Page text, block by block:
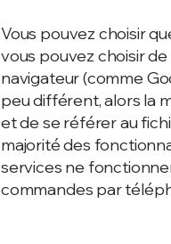
Vous pouvez choisir
vous pouvez choisir
navigateur (comme
peu différent, alors la
et de se référer au
majorité des
services ne
commandes par